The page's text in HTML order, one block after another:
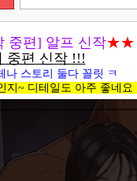
중편] 알프 신작★★
중편 신작 !!!
나 스토리 둘다 꼴릿 ㅋ
지~ 디테일도 아주 좋네요